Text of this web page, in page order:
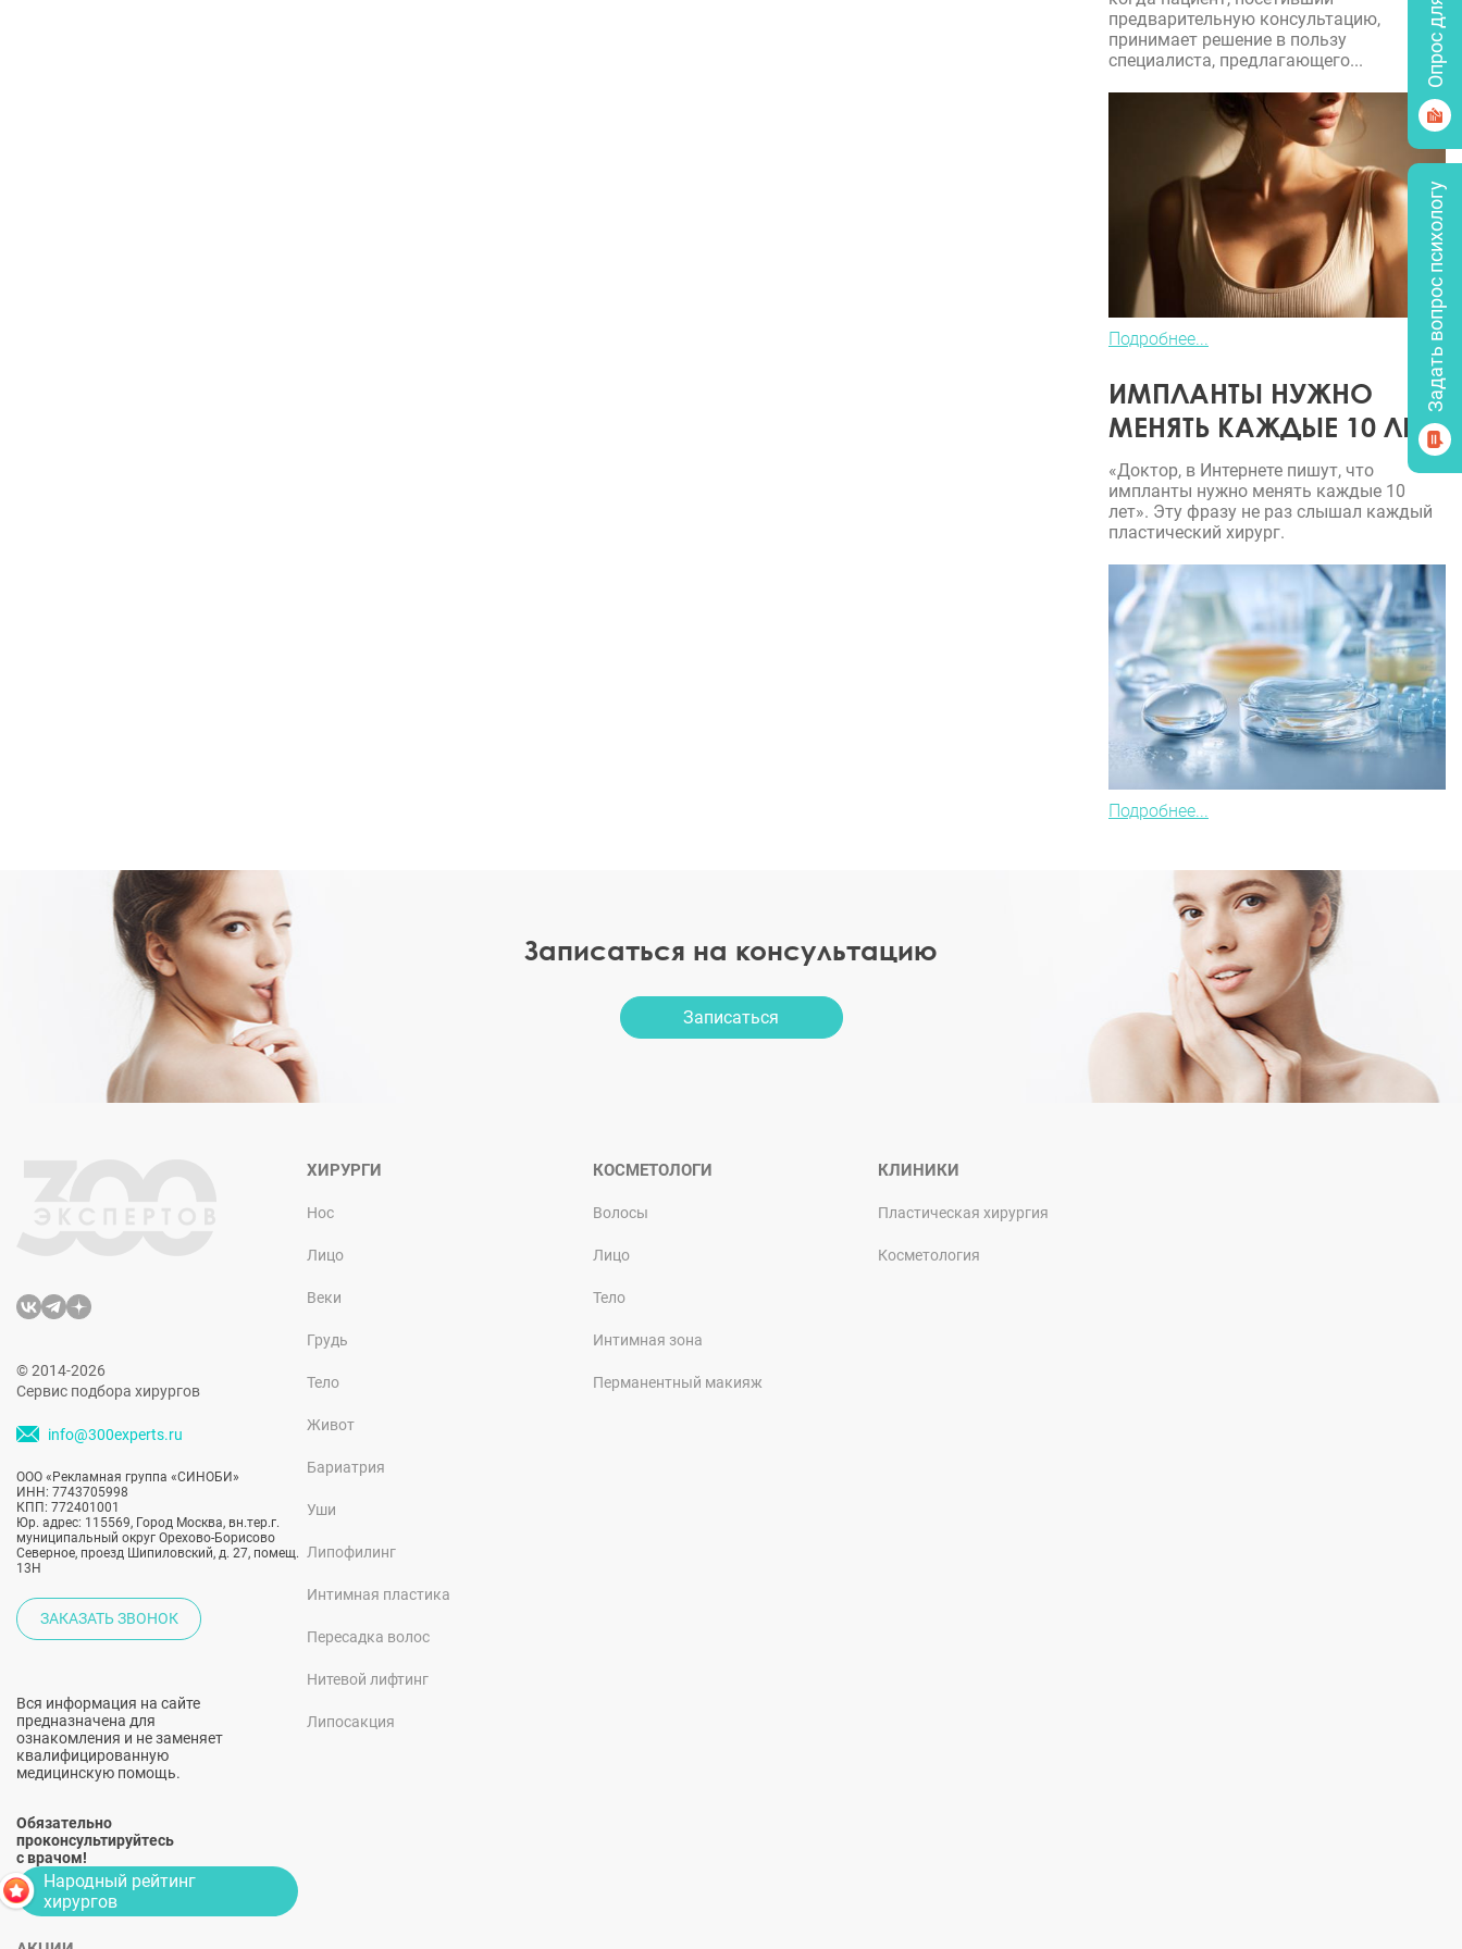
предварительную консультацию,
принимает решение в пользу
специалиста, предлагающего...
Подробнее...
ИМПЛАНТЫ НУЖНО
МЕНЯТЬ КАЖДЫЕ 10 ЛЕТ?
«Доктор, в Интернете пишут, что
импланты нужно менять каждые 10
лет». Эту фразу не раз слышал каждый
пластический хирург.
Подробнее...
Записаться на консультацию
Записаться
© 2014-2026
Сервис подбора хирургов
info@300experts.ru
ООО «Рекламная группа «СИНОБИ»
ИНН: 7743705998
КПП: 772401001
Юр. адрес: 115569, Город Москва, вн.тер.г.
муниципальный округ Орехово-Борисово
Северное, проезд Шипиловский, д. 27, помещ.
13Н
ЗАКАЗАТЬ ЗВОНОК
Вся информация на сайте
предназначена для
ознакомления и не заменяет
квалифицированную
медицинскую помощь.
Обязательно
проконсультируйтесь
с врачом!
ХИРУРГИ
Нос
Лицо
Веки
Грудь
Тело
Живот
Бариатрия
Уши
Липофилинг
Интимная пластика
Пересадка волос
Нитевой лифтинг
Липосакция
КОСМЕТОЛОГИ
Волосы
Лицо
Тело
Интимная зона
Перманентный макияж
КЛИНИКИ
Пластическая хирургия
Косметология
Народный рейтинг
хирургов
Задать вопрос психологу